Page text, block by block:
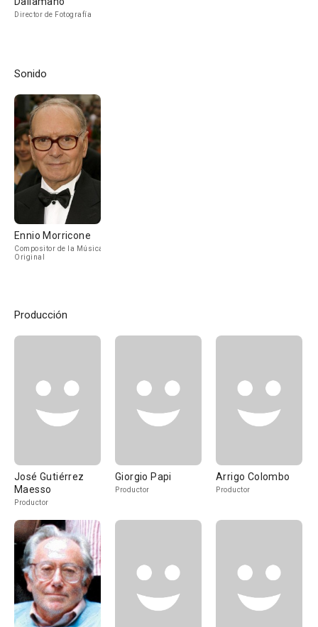
Director de Fotografía
Sonido
Ennio Morricone
Compositor de la Música
Original
Producción
José Gutiérrez
Maesso
Productor
Giorgio Papi
Productor
Arrigo Colombo
Productor